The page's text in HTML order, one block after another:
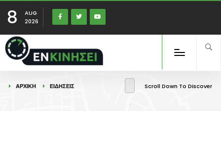
8
AUG
2026
ΑΡΧΙΚΉ ΕΙΔΉΣΕΙΣ Scroll Down To Discover